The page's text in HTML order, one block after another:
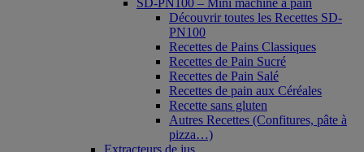
SD-PN100 – Mini machine à pain
Découvrir toutes les Recettes SD-
PN100
Recettes de Pains Classiques
Recettes de Pain Sucré
Recettes de Pain Salé
Recettes de pain aux Céréales
Recette sans gluten
Autres Recettes (Confitures, pâte à
pizza…)
Extracteurs de jus